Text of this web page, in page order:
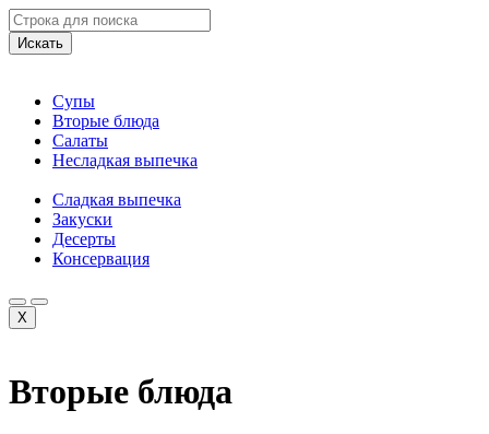
Искать
Супы
Вторые блюда
Салаты
Несладкая выпечка
Сладкая выпечка
Закуски
Десерты
Консервация
X
Вторые блюда